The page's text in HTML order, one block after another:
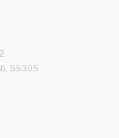
55305